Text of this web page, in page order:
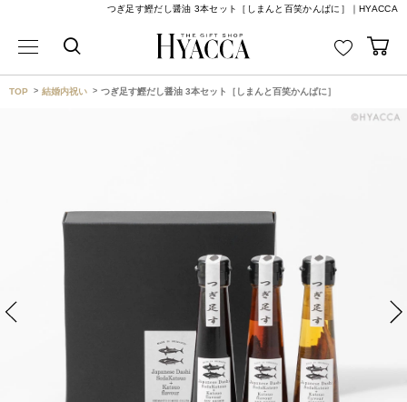
つぎ足す鰹だし醤油 3本セット［しまんと百笑かんぱに］｜HYACCA
TOP 結婚内祝い つぎ足す鰹だし醤油 3本セット［しまんと百笑かんぱに］